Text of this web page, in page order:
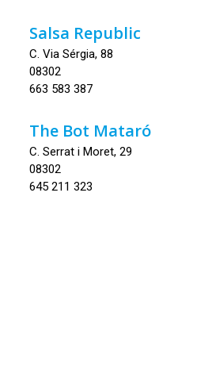
Salsa Republic
C. Via Sérgia, 88
08302
663 583 387
The Bot Mataró
C. Serrat i Moret, 29
08302
645 211 323